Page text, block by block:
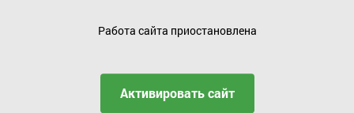
Работа сайта приостановлена
Активировать сайт